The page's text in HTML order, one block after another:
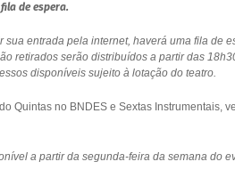
de espera.
entrada pela internet, haverá uma fila de
retirados serão distribuídos a partir das
disponíveis sujeito à lotação do teatro.
Quintas no BNDES e Sextas Instrumentais,
a partir da segunda-feira da semana do